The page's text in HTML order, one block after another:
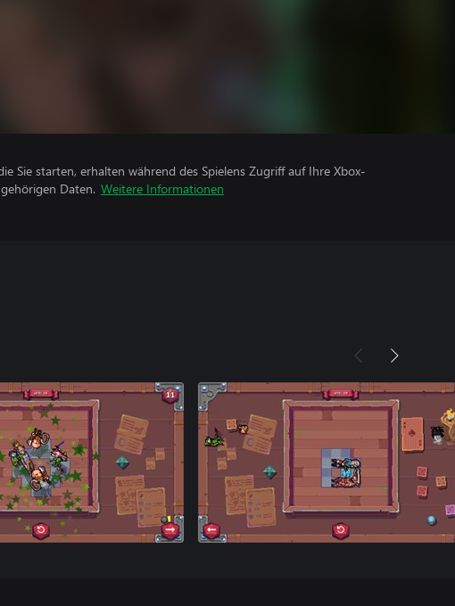
Sie starten, erhalten während des Spielens Zugriff auf Ihre Xbox-
Daten. Weitere Informationen